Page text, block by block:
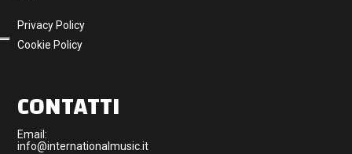
Privacy Policy
Cookie Policy
CONTATTI
Email:
info@internationalmusic.it